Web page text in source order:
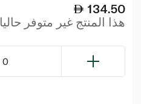
134.50
هذا المنتج غير متوفر حاليا
0